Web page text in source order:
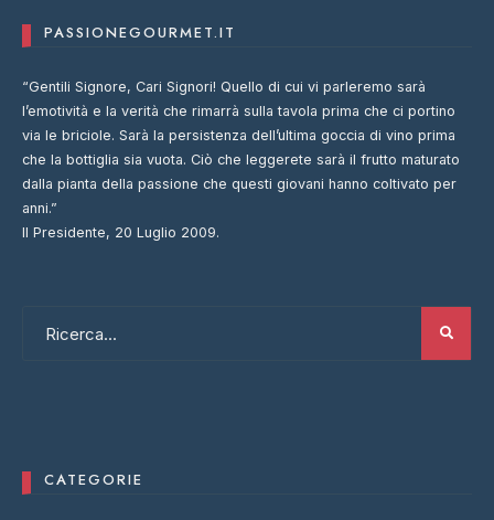
PASSIONEGOURMET.IT
“Gentili Signore, Cari Signori! Quello di cui vi parleremo sarà
l’emotività e la verità che rimarrà sulla tavola prima che ci portino
via le briciole. Sarà la persistenza dell’ultima goccia di vino prima
che la bottiglia sia vuota. Ciò che leggerete sarà il frutto maturato
dalla pianta della passione che questi giovani hanno coltivato per
anni.”
Il Presidente, 20 Luglio 2009.
CATEGORIE